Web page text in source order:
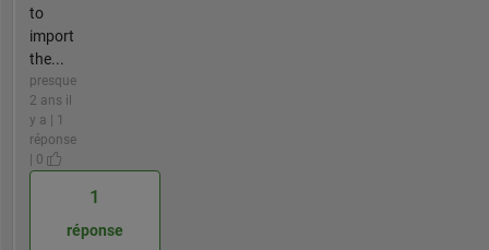
to
import
the...
presque
2 ans il
y a | 1
réponse
| 0
1
réponse